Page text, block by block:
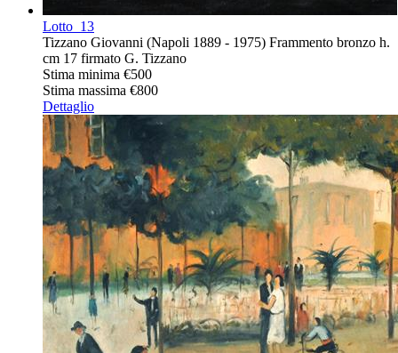
Lotto 13
Tizzano Giovanni (Napoli 1889 - 1975) Frammento bronzo h.
cm 17 firmato G. Tizzano
Stima minima €500
Stima massima €800
Dettaglio